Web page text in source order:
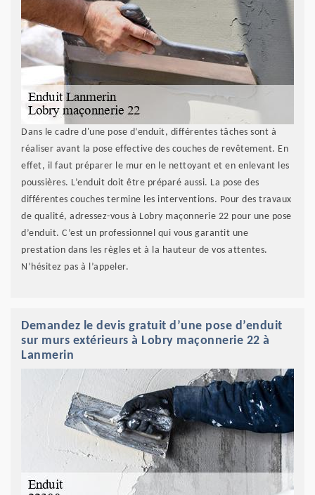
Dans le cadre d'une pose d’enduit, différentes tâches sont à
réaliser avant la pose effective des couches de revêtement. En
effet, il faut préparer le mur en le nettoyant et en enlevant les
poussières. L’enduit doit être préparé aussi. La pose des
différentes couches termine les interventions. Pour des travaux
de qualité, adressez-vous à Lobry maçonnerie 22 pour une pose
d’enduit. C’est un professionnel qui vous garantit une
prestation dans les règles et à la hauteur de vos attentes.
N’hésitez pas à l’appeler.
Demandez le devis gratuit d’une pose d’enduit
sur murs extérieurs à Lobry maçonnerie 22 à
Lanmerin